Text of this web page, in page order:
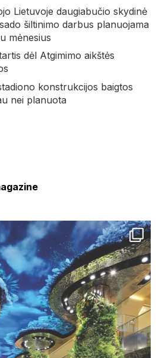
Lietuvoje daugiabučio skydinė
šiltinimo darbus planuojama
mėnesius
dėl Atgimimo aikštės
konstrukcijos baigtos
nei planuota